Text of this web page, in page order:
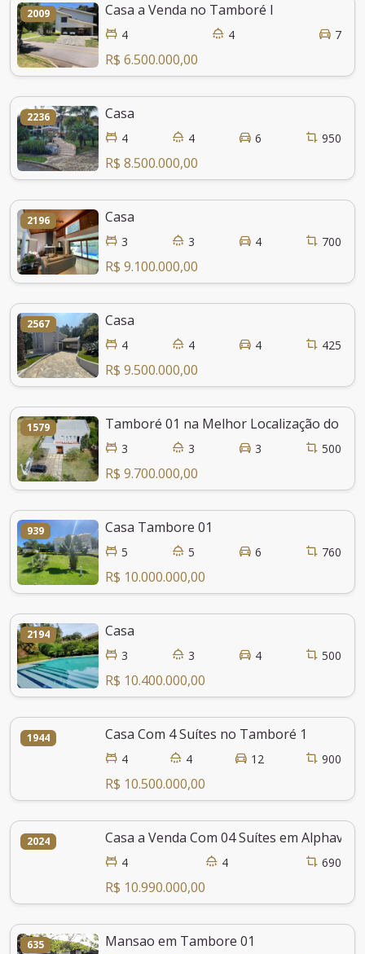
2009 Casa a Venda no Tamboré I
4 4 7
R$ 6.500.000,00
2236 Casa
4 4 6 950
R$ 8.500.000,00
2196 Casa
3 3 4 700
R$ 9.100.000,00
2567 Casa
4 4 4 425
R$ 9.500.000,00
1579 Tamboré 01 na Melhor Localização do
3 3 3 500
R$ 9.700.000,00
939 Casa Tambore 01
5 5 6 760
R$ 10.000.000,00
2194 Casa
3 3 4 500
R$ 10.400.000,00
1944 Casa Com 4 Suítes no Tamboré 1
4 4 12 900
R$ 10.500.000,00
2024 Casa a Venda Com 04 Suítes em
4 4 690
R$ 10.990.000,00
635 Mansao em Tambore 01